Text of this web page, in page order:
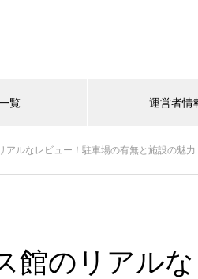
覧 運営者情
アルなレビュー！駐車場の有無と施設の魅力
館のリアル